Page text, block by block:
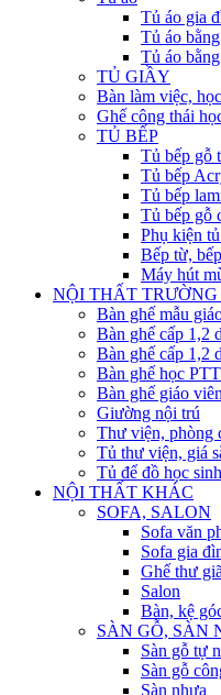
Tủ áo gia
Tủ áo
Tủ áo
TỦ GIẦY
Bàn làm việc,
Ghế công thái
TỦ BẾP
Tủ bếp gỗ
Tủ bếp
Tủ bếp
Tủ bếp gỗ
Phụ kiện
Bếp từ,
Máy hút
NỘI THẤT TRƯỜNG
Bàn ghế mẫu
Bàn ghế cấp 1,2
Bàn ghế cấp 1,2
Bàn ghế học
Bàn ghế giáo viên
Giường nội trú
Thư viện, phòng
Tủ thư viện, giá
Tủ để đồ học
NỘI THẤT KHÁC
SOFA, SALON
Sofa văn
Sofa gia
Ghế thư
Salon
Bàn, kệ
SÀN GỖ, SÀN
Sàn gỗ tự
Sàn gỗ
Sàn nhựa